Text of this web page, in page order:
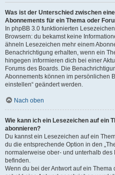
Was ist der Unterschied zwischen
Abonnements für ein Thema oder
In phpBB 3.0 funktionierten
Browsern: du bekamst keine
ähneln Lesezeichen mehr einem
Benachrichtigung erhalten, wenn ein
hingegen informieren dich bei einer
Forums des Boards. Die
Abonnements können im persönlichen
einstellen“ geändert werden.
Nach oben
Wie kann ich ein Lesezeichen auf ein
abonnieren?
Du kannst ein Lesezeichen auf ein
du die entsprechende Option in den
normalerweise ober- und unterhalb
befinden.
Wenn du bei der Antwort auf ein